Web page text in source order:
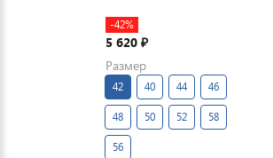
-42%
5 620 ₽
Размер
42 40 44 46
48 50 52 58
56